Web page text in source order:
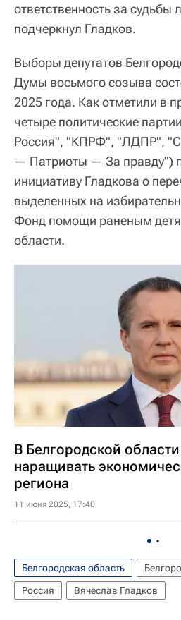
ответственность за
подчеркнул Гладков.
Выборы депутатов
Думы восьмого созыва
2025 года. Как отметили в
четыре политические
Россия", "КПРФ", "ЛДПР",
— Патриоты — За правду")
инициативу Гладкова о
выделенных на
Фонд помощи раненым
области.
В Белгородской
наращивать
региона
11 июня 2025, 17:40
Белгородская область
Россия
Вячеслав Гладков